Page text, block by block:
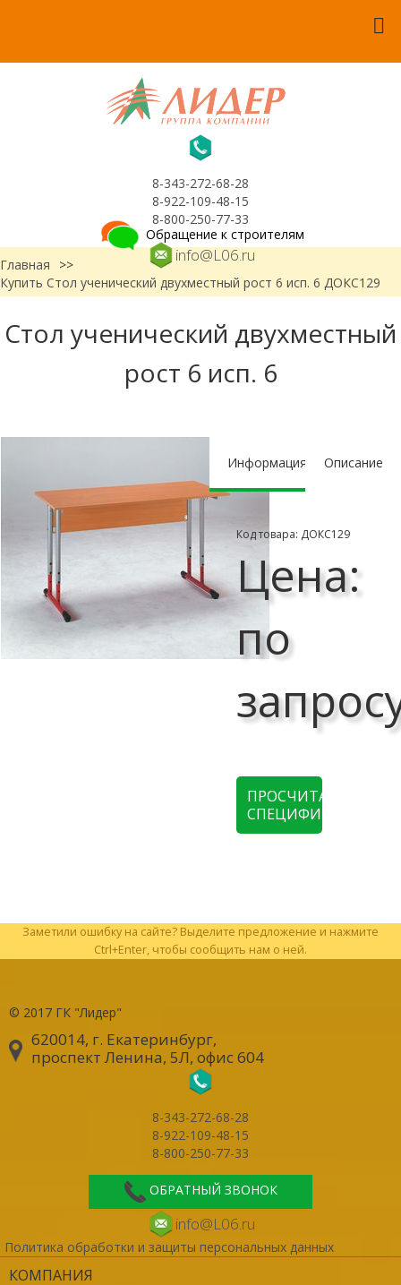
8-343-272-68-28
8-922-109-48-15
8-800-250-77-33
info@L06.ru
Обращение к строителям
Главная
>>
Купить Стол ученический двухместный рост 6 исп. 6 ДОКС129
Стол ученический двухместный
рост 6 исп. 6
Информация Описание
Код товара: ДОКС129
Цена:
по
ПРОСЧИТАТЬ
СПЕЦИФИКАЦИЮ
Заметили ошибку на сайте? Выделите предложение и нажмите
Ctrl+Enter, чтобы сообщить нам о ней.
© 2017 ГК "Лидер"
620014, г. Екатеринбург,
проспект Ленина, 5Л, офис 604
8-343-272-68-28
8-922-109-48-15
8-800-250-77-33
ОБРАТНЫЙ ЗВОНОК
info@L06.ru
Политика обработки и защиты персональных данных
КОМПАНИЯ